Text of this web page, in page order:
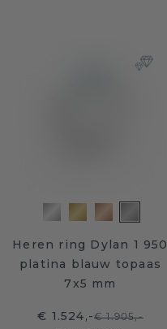
Heren ring Dylan 1 950
platina blauw topaas
7x5 mm
€ 1.524,-€ 1.905,-